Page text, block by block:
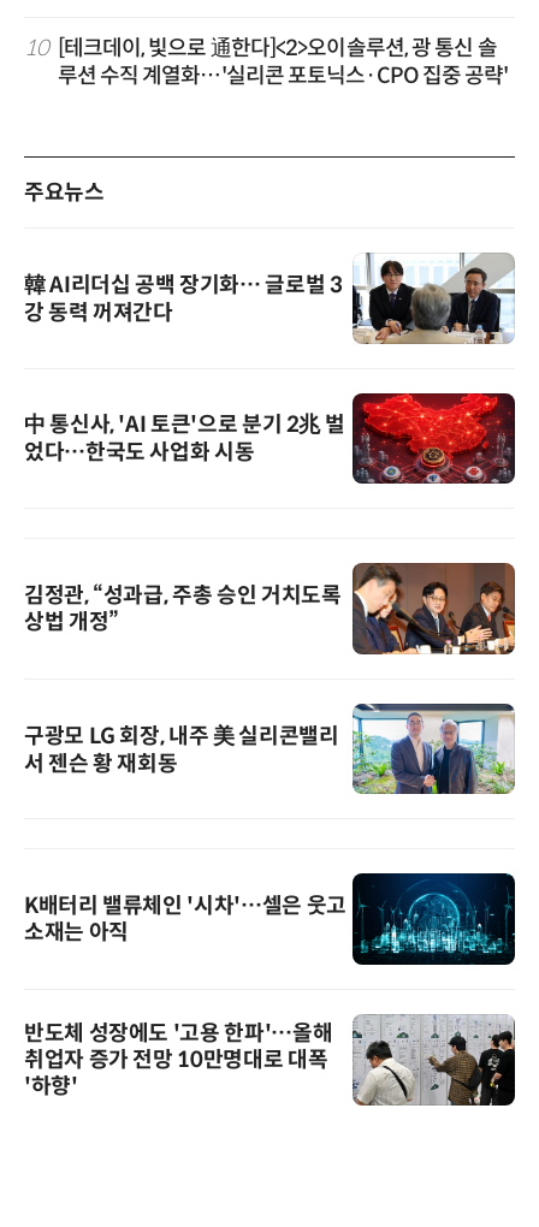
10
[테크데이, 빛으로 通한다]<2>오이솔루션, 광 통신 솔
루션 수직 계열화…'실리콘 포토닉스·CPO 집중 공략'
주요뉴스
韓 AI리더십 공백 장기화… 글로벌 3
강 동력 꺼져간다
中 통신사, 'AI 토큰'으로 분기 2兆 벌
었다…한국도 사업화 시동
김정관, “성과급, 주총 승인 거치도록
상법 개정”
구광모 LG 회장, 내주 美 실리콘밸리
서 젠슨 황 재회동
K배터리 밸류체인 '시차'…셀은 웃고
소재는 아직
반도체 성장에도 '고용 한파'…올해
취업자 증가 전망 10만명대로 대폭
'하향'